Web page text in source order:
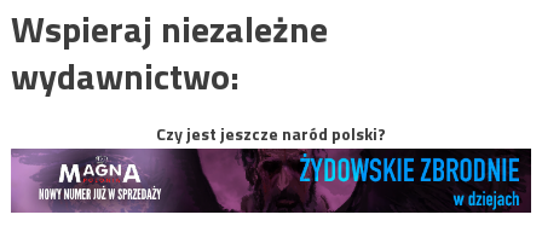
Wspieraj niezależne
wydawnictwo:
Czy jest jeszcze naród polski?